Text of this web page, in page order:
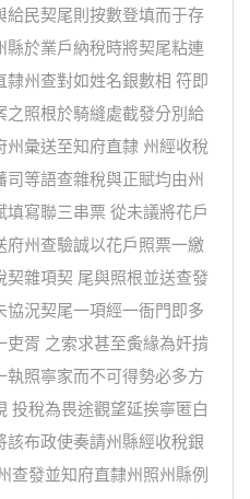
給民契尾則按數登填而于存
縣於業戶納稅時將契尾粘連
隸州查對如姓名銀數相 符即
之照根於騎縫處截發分別給
彙送至知府直隸 州經收稅
等語查雜稅與正賦均由州
寫聯三串票 從未議將花戶
府州查驗誠以花戶照票一繳
契雜項契 尾與照根並送查發
協況契尾一項經一衙門即多
吏胥 之索求甚至夤緣為奸掯
照寧家而不可得勢必多方
投稅為畏途觀望延挨寧匿白
該布政使奏請州縣經收稅銀
查發並知府直隸州照州縣例